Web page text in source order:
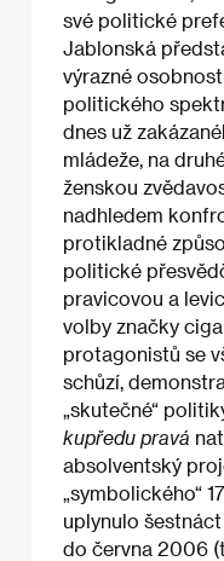
své politické
Jablonská
výrazné
politického
dnes už
mládeže, na
ženskou
nadhledem
protikladné
politické
pravicovou a
volby značky
protagonistů se
schůzí,
„skutečné“
kupředu pravá
absolventský
„symbolického“
uplynulo
do června 2006